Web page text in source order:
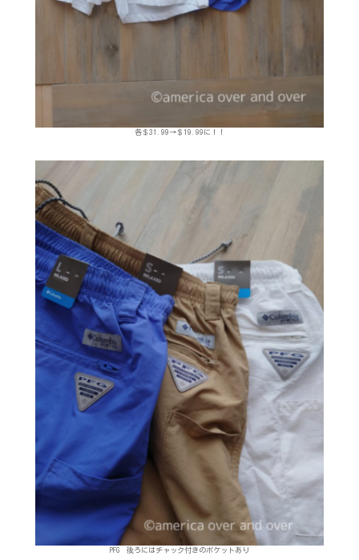
各＄31.99→＄19.99に！！
PFG 後ろにはチャック付きのポケットあり